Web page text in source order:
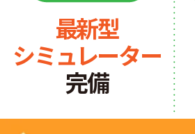
最新型
シミュレーター
完備